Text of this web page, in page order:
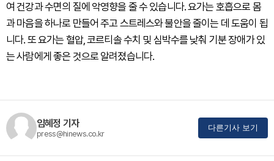
여 건강과 수면의 질에 악영향을 줄 수 있습니다. 요가는 호흡으로 몸
과 마음을 하나로 만들어 주고 스트레스와 불안을 줄이는 데 도움이 됩
니다. 또 요가는 혈압, 코르티솔 수치 및 심박수를 낮춰 기분 장애가 있
는 사람에게 좋은 것으로 알려졌습니다.
임혜정 기자
press@hinews.co.kr
다른기사 보기